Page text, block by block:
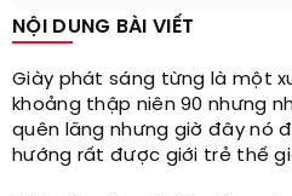
NỘI DUNG BÀI VIẾT
Giày phát sáng từng là một
khoảng thập niên 90 nhưng
quên lãng nhưng giờ đây nó
hướng rất được giới trẻ thế